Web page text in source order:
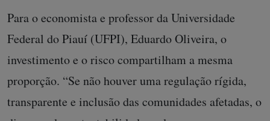
Para o economista e professor da Universidade
Federal do Piauí (UFPI), Eduardo Oliveira, o
investimento e o risco compartilham a mesma
proporção. “Se não houver uma regulação rígida,
transparente e inclusão das comunidades afetadas, o